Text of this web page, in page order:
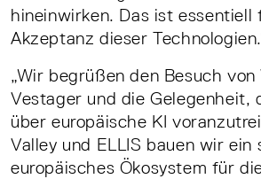
hineinwirken. Das ist essentiell
Akzeptanz dieser
„Wir begrüßen den Besuch
Vestager und die Gelegenheit,
über europäische KI
Valley und ELLIS bauen wir ein
europäisches Ökosystem für